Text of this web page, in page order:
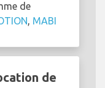
de
, MABI
de